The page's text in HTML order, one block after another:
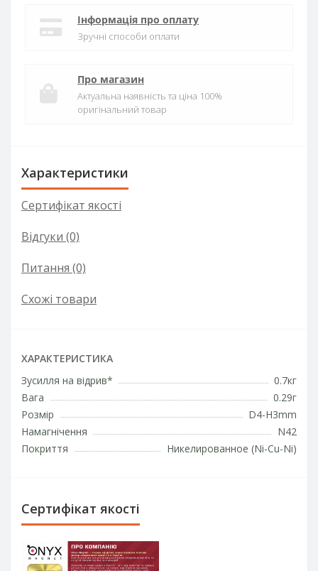
Інформація про оплату
Зручні способи оплати
Про магазин
Актуальна наявність та ціна 100%
оригінальний товар
Характеристики
Сертифікат якості
Відгуки (0)
Питання (0)
Схожі товари
ХАРАКТЕРИСТИКА
Зусилля на відрив*
0.7кг
Вага
0.29г
Розмір
D4-H3mm
Намагнічення
N42
Покриття
Никелированное (Ni-Cu-Ni)
Сертифікат якості